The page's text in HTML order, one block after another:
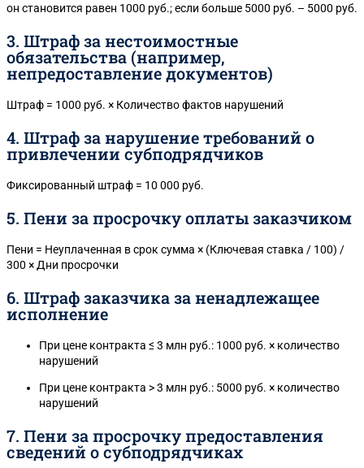
он становится равен 1000 руб.; если больше 5000 руб. – 5000 руб.
3. Штраф за нестоимостные
обязательства (например,
непредоставление документов)
Штраф = 1000 руб. × Количество фактов нарушений
4. Штраф за нарушение требований о
привлечении субподрядчиков
Фиксированный штраф = 10 000 руб.
5. Пени за просрочку оплаты заказчиком
Пени = Неуплаченная в срок сумма × (Ключевая ставка / 100) /
300 × Дни просрочки
6. Штраф заказчика за ненадлежащее
исполнение
При цене контракта ≤ 3 млн руб.: 1000 руб. × количество
нарушений
При цене контракта > 3 млн руб.: 5000 руб. × количество
нарушений
7. Пени за просрочку предоставления
сведений о субподрядчиках